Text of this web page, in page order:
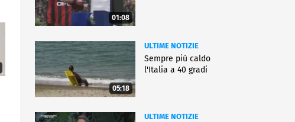
01:08
05:18
ULTIME NOTIZIE
Sempre più caldo
l'Italia a 40 gradi
ULTIME NOTIZIE